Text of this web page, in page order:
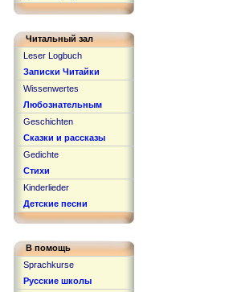
Читальный зал
Leser Logbuch
Записки Читайки
Wissenwertes
Любознательным
Geschichten
Сказки и рассказы
Gedichte
Стихи
Kinderlieder
Детские песни
В помощь
Sprachkurse
Русские школы